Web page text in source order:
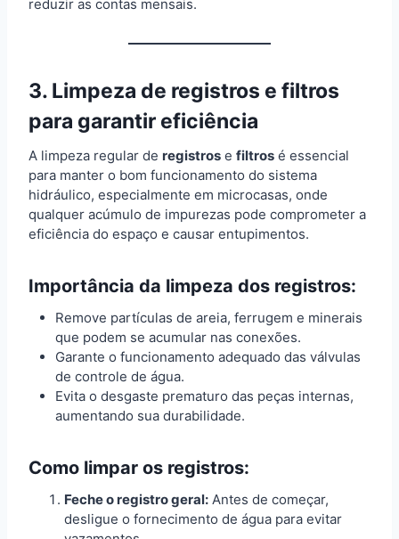
reduzir as contas mensais.
3. Limpeza de registros e filtros
para garantir eficiência
A limpeza regular de registros e filtros é essencial
para manter o bom funcionamento do sistema
hidráulico, especialmente em microcasas, onde
qualquer acúmulo de impurezas pode comprometer a
eficiência do espaço e causar entupimentos.
Importância da limpeza dos registros:
Remove partículas de areia, ferrugem e minerais
que podem se acumular nas conexões.
Garante o funcionamento adequado das válvulas
de controle de água.
Evita o desgaste prematuro das peças internas,
aumentando sua durabilidade.
Como limpar os registros:
Feche o registro geral: Antes de começar,
desligue o fornecimento de água para evitar